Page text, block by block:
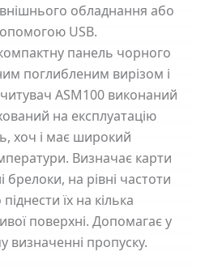
обладнання або
USB.
панель чорного
поглибленим вирізом і
ASM100 виконаний
на експлуатацію
хоч і має широкий
Визначає карти
брелоки, на рівні частоти
їх на кілька
поверхні. Допомагає у
пропуску.